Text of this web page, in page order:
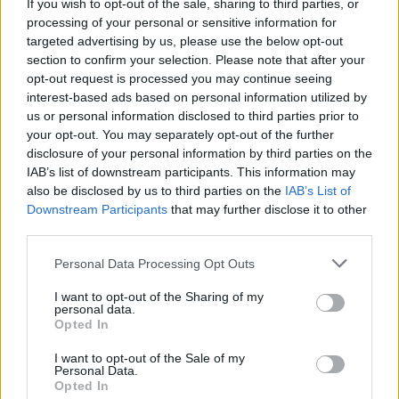
If you wish to opt-out of the sale, sharing to third parties, or
processing of your personal or sensitive information for
targeted advertising by us, please use the below opt-out
section to confirm your selection. Please note that after your
opt-out request is processed you may continue seeing
interest-based ads based on personal information utilized by
us or personal information disclosed to third parties prior to
your opt-out. You may separately opt-out of the further
disclosure of your personal information by third parties on the
IAB’s list of downstream participants. This information may
also be disclosed by us to third parties on the IAB’s List of
Downstream Participants that may further disclose it to other
Personal Data Processing Opt Outs
I want to opt-out of the Sharing of my
personal data.
Opted In
I want to opt-out of the Sale of my
Personal Data.
Opted In
00:00:40
Dronai Vokietijoje kelia vis daugiau klausimų: du
pastebėti virš karinės bazės
Žinios | Pasaulis
Visi įrašai
Žiūrimiausi įrašai
00:00:30
Vaizdai iš tragiškos avarijos Vilniaus r.: dviejų moterų ir
vaiko gyvybių išgelbėti nepavyko
Žinios | Lietuvos diena